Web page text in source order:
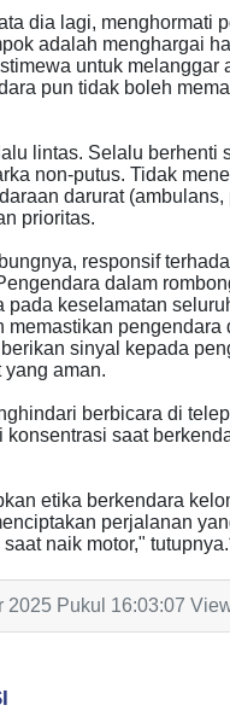
dia lagi, menghormati
adalah menghargai
untuk
pun tidak boleh
lintas. Selalu berhenti
non-putus. Tidak
darurat
prioritas.
responsif
dalam
pada keselamatan
memastikan
sinyal kepada
yang aman.
berbicara di
konsentrasi saat
etika berkendara
perjalanan
naik motor,"
2025 Pukul 16:03:07